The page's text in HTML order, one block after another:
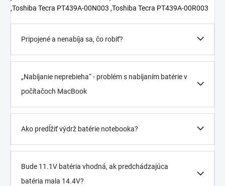
Pripojené a nenabíja sa, čo robiť?
„Nabíjanie neprebieha“ - problém s nabíjaním batérie v
počítačoch MacBook
Ako predĺžiť výdrž batérie notebooka?
Bude 11.1V batéria vhodná, ak predchádzajúca
batéria mala 14.4V?